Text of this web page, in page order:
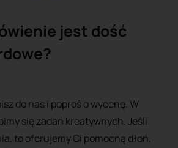
jest dość
do nas i poproś o wycenę. W
się zadań kreatywnych. Jeśli
to oferujemy Ci pomocną dłoń,